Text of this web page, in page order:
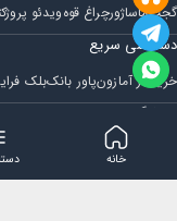
گجتماساژورچراغ قوهویدئو
دسترسی سریع
خرید از آمازونپاور بانکبلک
فروشگاه
مجله ایران بابا
تماس با ایران بابا
خانه